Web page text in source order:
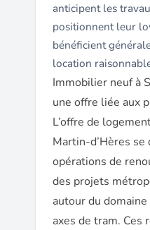
anticipent les
positionnent leur
bénéficient
location
Immobilier neuf à
une offre liée aux
L’offre de
Martin-d’Hères
opérations de
des projets
autour du
axes de tram. Ces